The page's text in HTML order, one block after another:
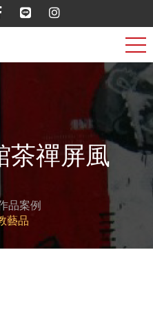
茶禪屏風
品案例
藝品